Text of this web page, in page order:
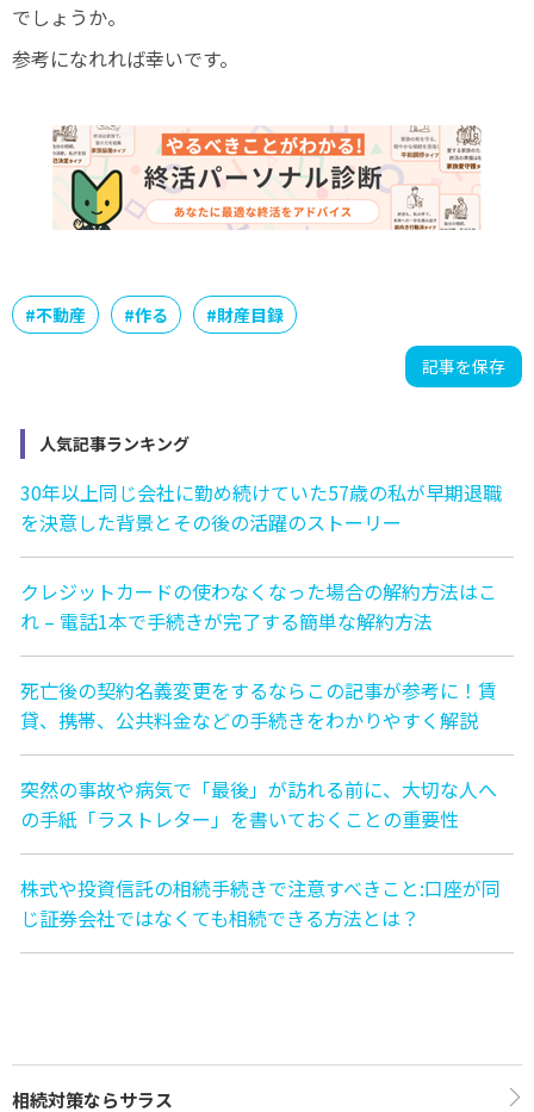
でしょうか。
参考になれれば幸いです。
#不動産 #作る #財産目録
記事を保存
人気記事ランキング
30年以上同じ会社に勤め続けていた57歳の私が早期退職
を決意した背景とその後の活躍のストーリー
クレジットカードの使わなくなった場合の解約方法はこ
れ – 電話1本で手続きが完了する簡単な解約方法
死亡後の契約名義変更をするならこの記事が参考に！賃
貸、携帯、公共料金などの手続きをわかりやすく解説
突然の事故や病気で「最後」が訪れる前に、大切な人へ
の手紙「ラストレター」を書いておくことの重要性
株式や投資信託の相続手続きで注意すべきこと:口座が同
じ証券会社ではなくても相続できる方法とは？
相続対策ならサラス